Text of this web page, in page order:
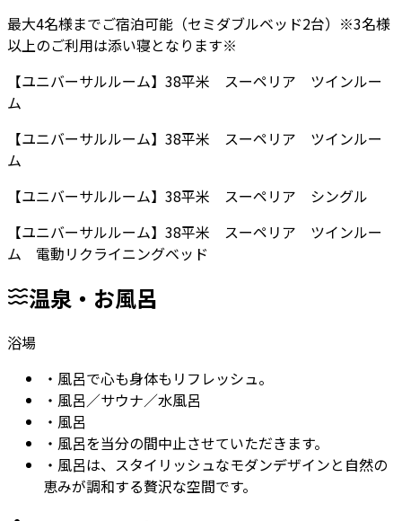
最大4名様までご宿泊可能（セミダブルベッド2台）※3名様
以上のご利用は添い寝となります※
【ユニバーサルルーム】38平米 スーペリア ツインルー
ム
【ユニバーサルルーム】38平米 スーペリア ツインルー
ム
【ユニバーサルルーム】38平米 スーペリア シングル
【ユニバーサルルーム】38平米 スーペリア ツインルー
ム 電動リクライニングベッド
温泉・お風呂
浴場
・ 風呂で心も身体もリフレッシュ。
・ 風呂／サウナ／水風呂
・ 風呂
・ 風呂を当分の間中止させていただきます。
・ 風呂は、スタイリッシュなモダンデザインと自然の
恵みが調和する贅沢な空間です。